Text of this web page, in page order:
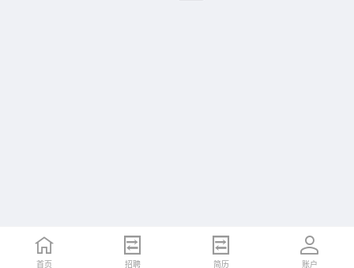
首页 招聘 简历 账户